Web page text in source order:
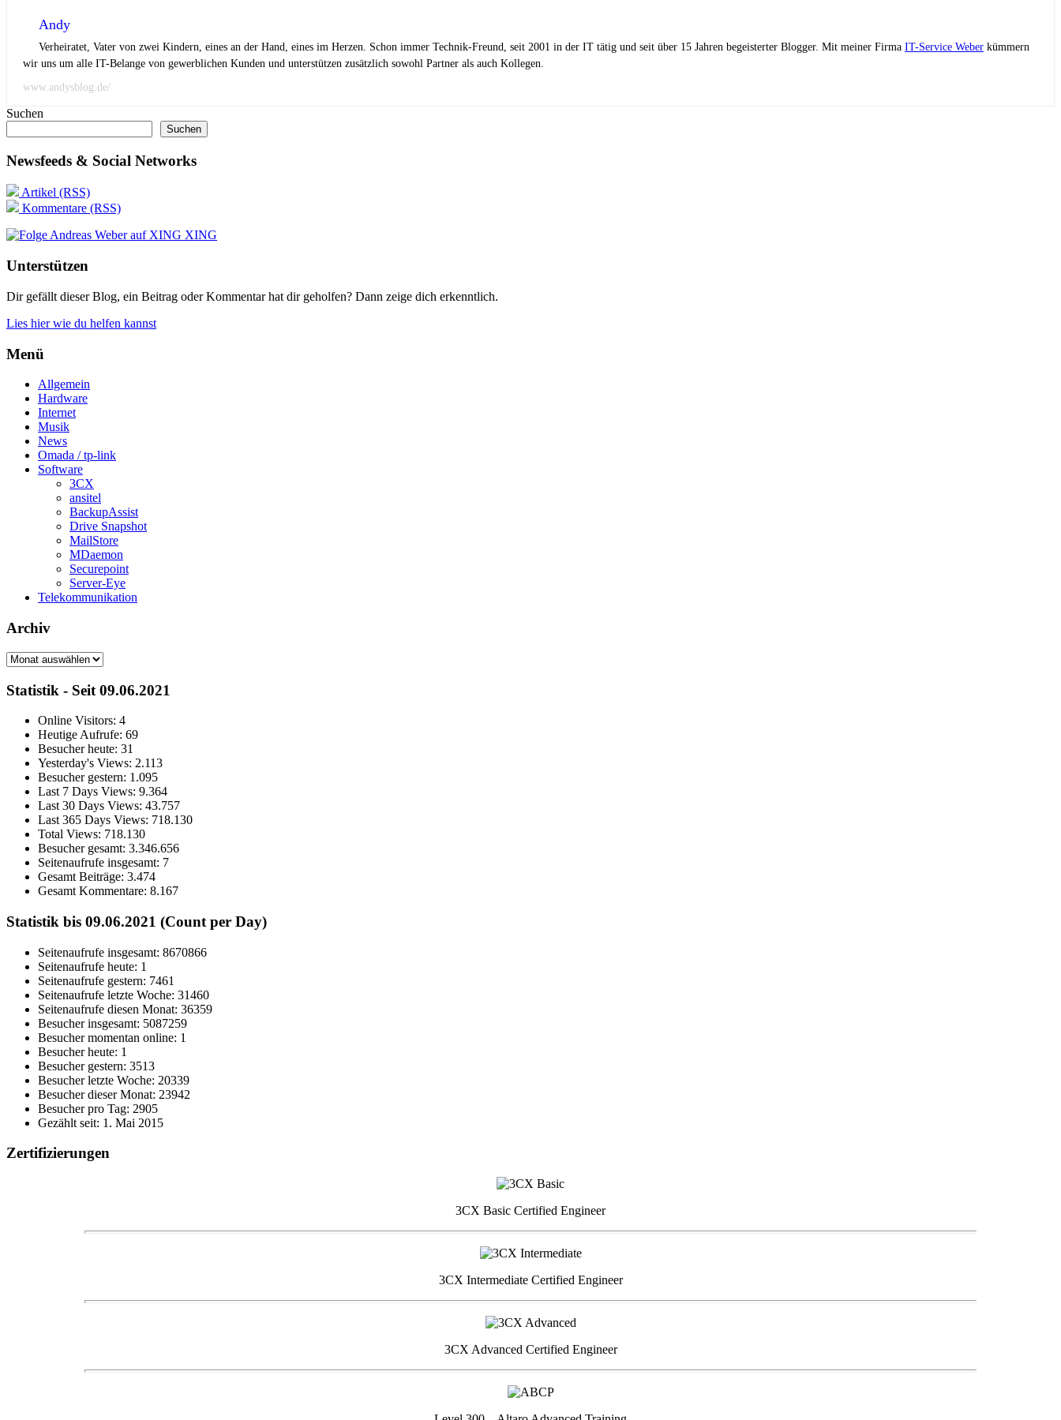
Andy
Verheiratet, Vater von zwei Kindern, eines an der Hand, eines im Herzen. Schon immer Technik-Freund, seit 2001 in der IT tätig und seit über 15 Jahren begeisterter Blogger. Mit meiner Firma IT-Service Weber kümmern
wir uns um alle IT-Belange von gewerblichen Kunden und unterstützen zusätzlich sowohl Partner als auch Kollegen.
www.andysblog.de/
Suchen
Suchen
Newsfeeds & Social Networks
Artikel (RSS)
Kommentare (RSS)
XING
Unterstützen
Dir gefällt dieser Blog, ein Beitrag oder Kommentar hat dir geholfen? Dann zeige dich erkenntlich.
Lies hier wie du helfen kannst
Menü
Allgemein
Hardware
Internet
Musik
News
Omada / tp-link
Software
3CX
ansitel
BackupAssist
Drive Snapshot
MailStore
MDaemon
Securepoint
Server-Eye
Telekommunikation
Archiv
Archiv
Statistik - Seit 09.06.2021
Online Visitors: 4
Heutige Aufrufe: 69
Besucher heute: 31
Yesterday's Views: 2.113
Besucher gestern: 1.095
Last 7 Days Views: 9.364
Last 30 Days Views: 43.757
Last 365 Days Views: 718.130
Total Views: 718.130
Besucher gesamt: 3.346.656
Seitenaufrufe insgesamt: 7
Gesamt Beiträge: 3.474
Gesamt Kommentare: 8.167
Statistik bis 09.06.2021 (Count per Day)
Seitenaufrufe insgesamt: 8670866
Seitenaufrufe heute: 1
Seitenaufrufe gestern: 7461
Seitenaufrufe letzte Woche: 31460
Seitenaufrufe diesen Monat: 36359
Besucher insgesamt: 5087259
Besucher momentan online: 1
Besucher heute: 1
Besucher gestern: 3513
Besucher letzte Woche: 20339
Besucher dieser Monat: 23942
Besucher pro Tag: 2905
Gezählt seit: 1. Mai 2015
Zertifizierungen
3CX Basic Certified Engineer
3CX Intermediate Certified Engineer
3CX Advanced Certified Engineer